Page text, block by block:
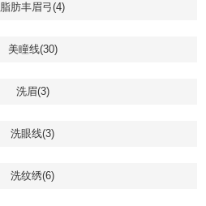
脂肪丰眉弓(4)
美瞳线(30)
洗眉(3)
洗眼线(3)
洗纹绣(6)